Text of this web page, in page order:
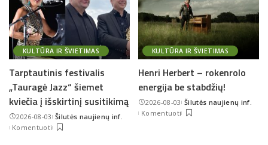
KULTŪRA IR ŠVIETIMAS
Tarptautinis festivalis
„Tauragė Jazz“ šiemet
kviečia į išskirtinį susitikimą
2026-08-03Posted
by
Šilutės naujienų inf.
Komentuoti
KULTŪRA IR ŠVIETIMAS
Henri Herbert – rokenrolo
energija be stabdžių!
2026-08-03Posted
by
Šilutės naujienų inf.
Komentuoti